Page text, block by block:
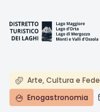
Inhalt
Arte, Cultura e Fede
Enogastronomia